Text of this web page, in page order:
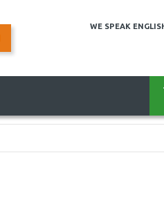
WE SPEAK